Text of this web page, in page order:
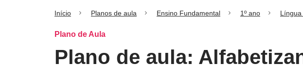
Início Planos de aula Ensino Fundamental 1º ano Língua
Plano de Aula
Plano de aula: